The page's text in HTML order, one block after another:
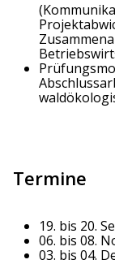
Termine
19. bis 20.
06. bis 08.
03. bis 04.